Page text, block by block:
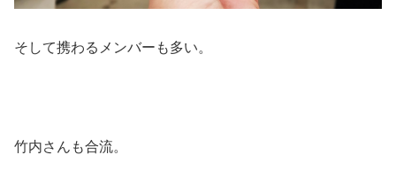
そして携わるメンバーも多い。
竹内さんも合流。